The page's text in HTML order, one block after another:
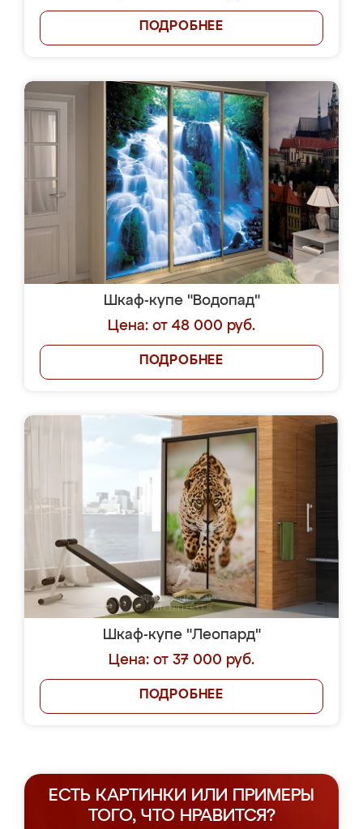
ПОДРОБНЕЕ
Шкаф-купе "Водопад"
Цена: от 48 000 руб.
ПОДРОБНЕЕ
Шкаф-купе "Леопард"
Цена: от 37 000 руб.
ПОДРОБНЕЕ
ЕСТЬ КАРТИНКИ ИЛИ ПРИМЕРЫ
ТОГО, ЧТО НРАВИТСЯ?